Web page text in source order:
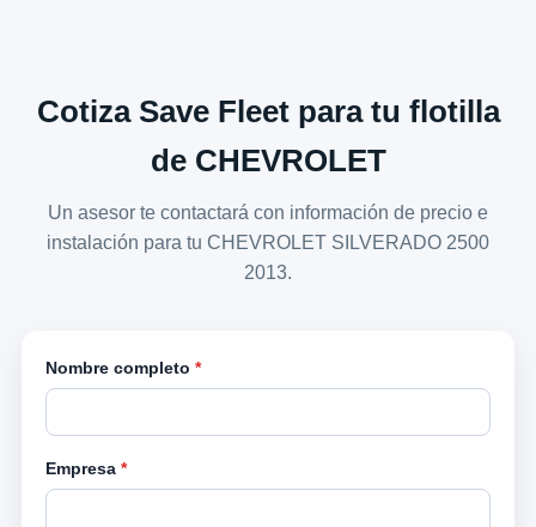
Cotiza Save Fleet para tu flotilla
de CHEVROLET
Un asesor te contactará con información de precio e
instalación para tu CHEVROLET SILVERADO 2500
2013.
Nombre completo *
Empresa *